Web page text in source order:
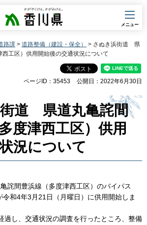
香川県
メニュー
路課 > 道路整備（建設・保全）
> さぬき浜街道 県
工区）供用開始後の交通状況について
ページID：35453 公開日：2022年6月30日
道 県道丸亀詫間
度津西工区）供用
況について
詫間豊浜線（多度津西工区）のバイパス
令和4年3月21日（月曜日）に供用開始しま
過し、交通状況の調査を行ったところ、整備